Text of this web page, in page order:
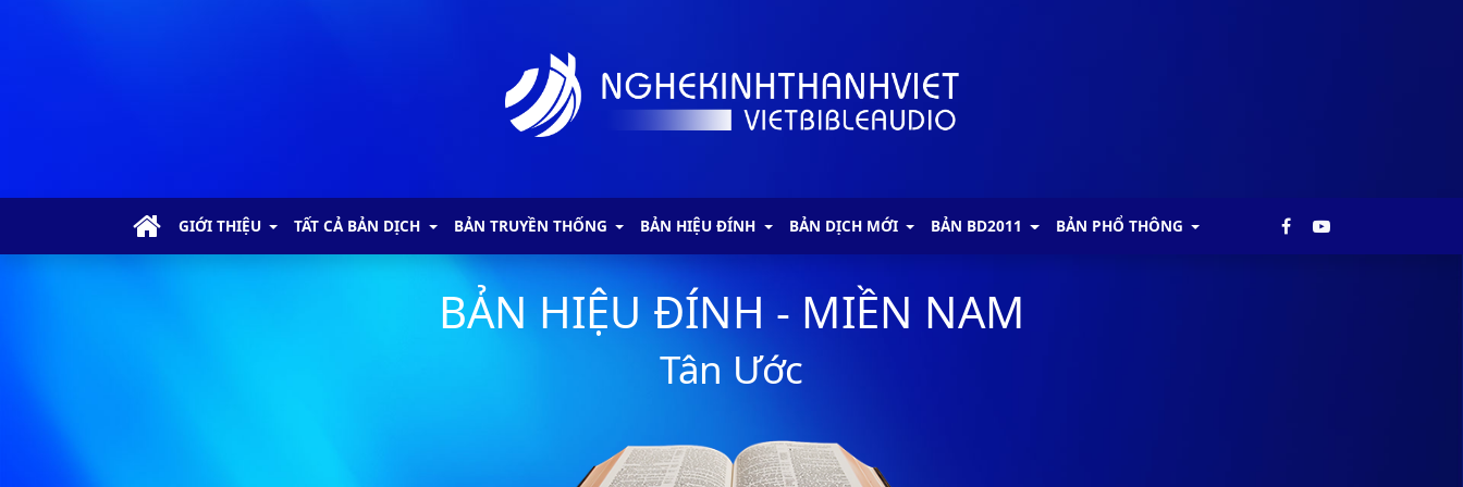
GIỚI THIỆU TẤT CẢ BẢN DỊCH BẢN TRUYỀN THỐNG BẢN HIỆU ĐÍNH BẢN DỊCH MỚI BẢN BD2011 BẢN PHỔ THÔNG
BẢN HIỆU ĐÍNH - MIỀN NAM
Tân Ước